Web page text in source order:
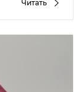
Читать